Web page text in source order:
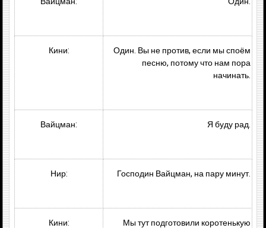
Кини:
Один. Вы не против, если мы споём
песню, потому что нам пора
начинать.
Вайцман: Я буду рад.
Нир: Господин Вайцман, на пару минут.
Кини: Мы тут подготовили коротенькую